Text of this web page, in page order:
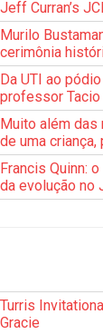
Jeff Curran’s
Murilo
cerimônia
Da UTI ao
professor Tacio
Muito além das
de uma criança,
Francis Quinn:
da evolução no
Turris
Gracie